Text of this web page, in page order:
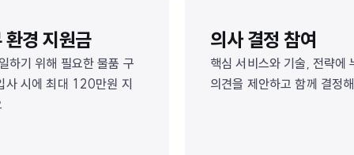
환경 지원금
하기 위해 필요한 물품 구
사 시에 최대 120만원 지
의사 결정 참여
핵심 서비스와 기술, 전략에
의견을 제안하고 함께 결정